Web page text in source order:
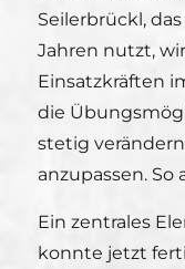
Seilerbrückl,
Jahren nutzt,
Einsatzkräften
die
stetig
anzupassen. So
Ein zentrales
konnte jetzt